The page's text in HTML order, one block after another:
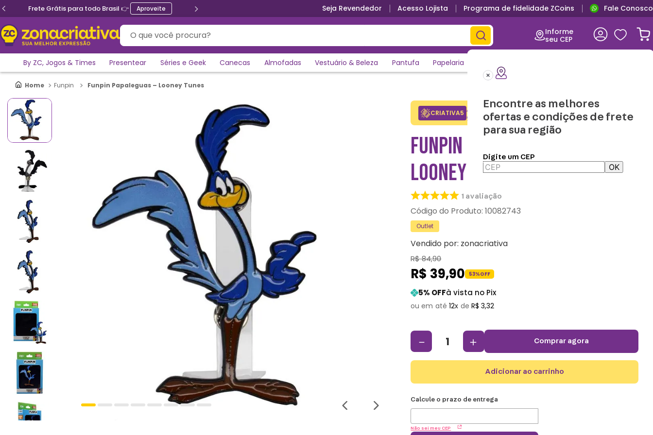
Frete Grátis para todo Brasil 👉 Aproveite Seja Revendedor Acesso Lojista Programa de fidelidade ZCoins Fale Conosco
O que você procura?
Informe
seu CEP
Encontre as melhores
ofertas e condições de frete
para sua região
Digite um CEP
OK
By ZC, Jogos & Times Presentear Séries e Geek Canecas Almofadas Vestuário & Beleza Pantufa Papelaria
Funpin Funpin Papaleguas – Looney Tunes
CRIATIVA5 Adicione o cupom no carrinho e
ganhe desconto na 1a compra.
Copiar
FUNPIN PAPALEGUAS –
LOONEY TUNES
1 avaliação
:10082743
Outlet
Vendido por: zonacriativa
R$84,90
R$ 39,90 53%OFF
5% OFFà vista no Pix
12 R$ 3,32
＋
－ comprar agora
adicionar ao carrinho
Não sei meu CEP